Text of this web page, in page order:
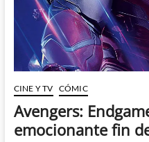
CINE Y TV CÓMIC
Avengers:
emocionante fin